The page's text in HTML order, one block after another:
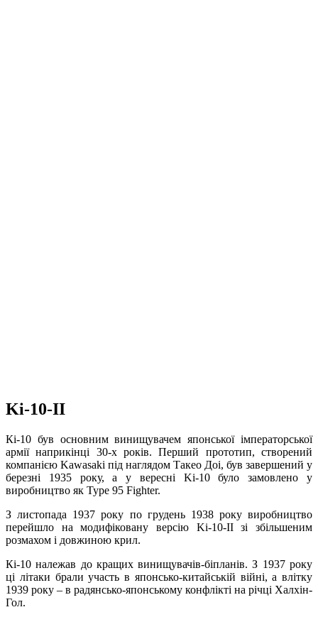
Ki-10-II
Кі-10 був основним винищувачем японської імператорської
армії наприкінці 30-х років. Перший прототип, створений
компанією Kawasaki під наглядом Такео Доі, був завершений у
березні 1935 року, а у вересні Ki-10 було замовлено у
виробництво як Type 95 Fighter.
З листопада 1937 року по грудень 1938 року виробництво
перейшло на модифіковану версію Ki-10-II зі збільшеним
розмахом і довжиною крил.
Кі-10 належав до кращих винищувачів-біпланів. З 1937 року
ці літаки брали участь в японсько-китайській війні, а влітку
1939 року – в радянсько-японському конфлікті на річці Халхін-
Гол.